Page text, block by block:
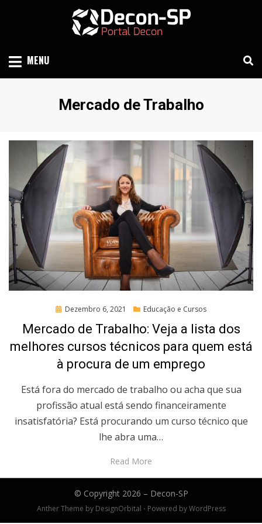
MENU
Etiqueta
:
Mercado de Trabalho
PostedDezembro 6, 2021 Educação e Cursos
Mercado de Trabalho: Veja a lista dos
melhores cursos técnicos para quem está
à procura de um emprego
Está fora do mercado de trabalho ou acha que sua
profissão atual está sendo financeiramente
insatisfatória? Está procurando um curso técnico que
lhe abra uma…
Read More
© Copyright 2026 – Decon-SP
Anther Theme by DesignOrbital ⋅ Powered byWordPress